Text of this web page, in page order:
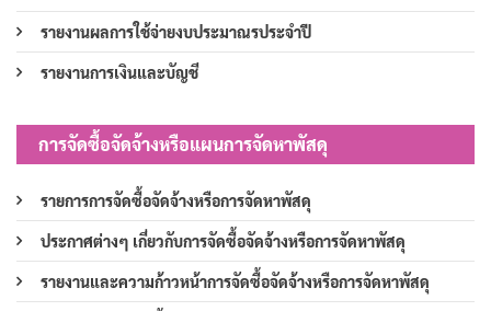
รายงานผลการใช้จ่ายงบประมาณรประจำปี
รายงานการเงินและบัญชี
การจัดซื้อจัดจ้างหรือแผนการจัดหาพัสดุ
รายการการจัดซื้อจัดจ้างหรือการจัดหาพัสดุ
ประกาศต่างๆ เกี่ยวกับการจัดซื้อจัดจ้างหรือการจัดหาพัสดุ
รายงานและความก้าวหน้าการจัดซื้อจัดจ้างหรือการจัดหาพัสดุ